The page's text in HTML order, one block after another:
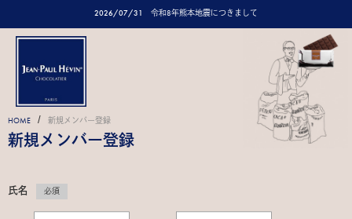
2026/07/31 令和8年熊本地震につきまして
HOME / 新規メンバー登録
新規メンバー登録
氏名 必須